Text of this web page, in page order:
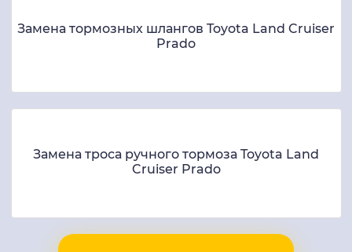
Замена тормозных шлангов Toyota Land Cruiser
Prado
Замена троса ручного тормоза Toyota Land
Cruiser Prado